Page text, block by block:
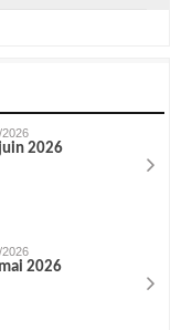
2026
2026
2026
2026